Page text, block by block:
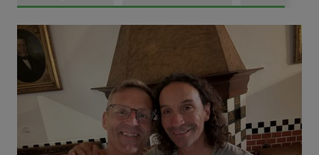
„Loss dir nix jefalle“ in 7 Tage 1 Song